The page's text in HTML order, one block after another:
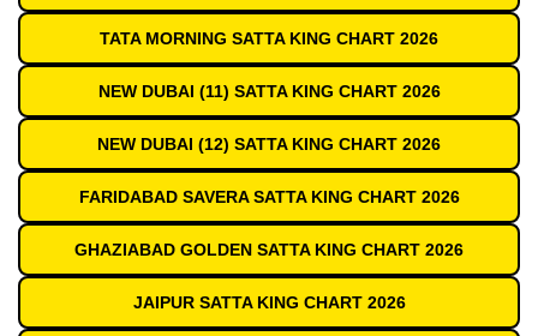
TATA MORNING SATTA KING CHART 2026
NEW DUBAI (11) SATTA KING CHART 2026
NEW DUBAI (12) SATTA KING CHART 2026
FARIDABAD SAVERA SATTA KING CHART 2026
GHAZIABAD GOLDEN SATTA KING CHART 2026
JAIPUR SATTA KING CHART 2026